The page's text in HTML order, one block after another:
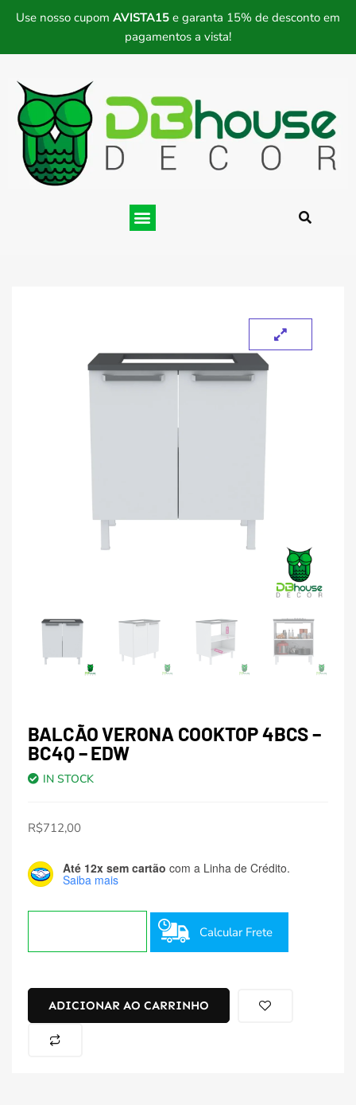
Use nosso cupom AVISTA15 e garanta 15% de desconto em
pagamentos a vista!
BALCÃO VERONA COOKTOP 4BCS –
BC4Q – EDW
IN STOCK
R$712,00
Até 12x sem cartão com a Linha de Crédito.
Saiba mais
Calcular Frete
ADICIONAR AO CARRINHO